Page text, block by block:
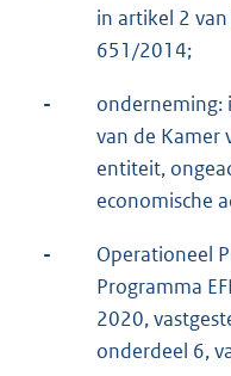
in artikel 2
651/2014;
-
onderneming:
van de Kamer
entiteit,
economische
-
Operationeel
Programma
2020,
onderdeel 6,